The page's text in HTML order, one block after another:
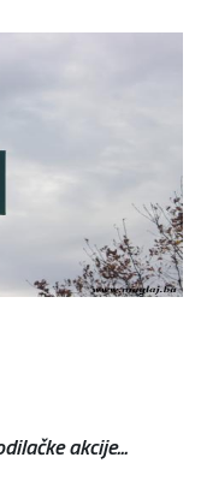
akcije...